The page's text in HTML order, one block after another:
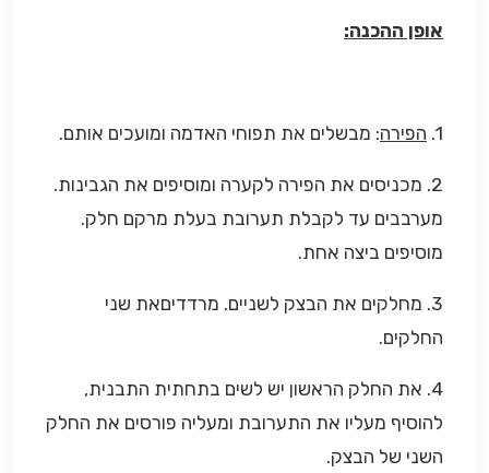
אופן ההכנה:
1. הפירה: מבשלים את תפוחי האדמה ומועכים אותם.
2. מכניסים את הפירה לקערה ומוסיפים את הגבינות.
מערבבים עד לקבלת תערובת בעלת מרקם חלק.
מוסיפים ביצה אחת.
3. מחלקים את הבצק לשניים. מרדדיםאת שני
החלקים.
4. את החלק הראשון יש לשים בתחתית התבנית,
להוסיף מעליו את התערובת ומעליה פורסים את החלק
השני של הבצק.